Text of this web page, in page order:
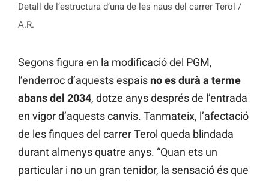
Detall de l’estructura d’una de les naus del carrer Terol /
A.R.
Segons figura en la modificació del PGM,
l’enderroc d’aquests espais no es durà a terme
abans del 2034, dotze anys després de l’entrada
en vigor d’aquests canvis. Tanmateix, l’afectació
de les finques del carrer Terol queda blindada
durant almenys quatre anys. “Quan ets un
particular i no un gran tenidor, la sensació és que